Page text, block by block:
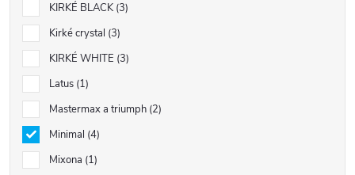
KIRKÉ BLACK 3
Kirké crystal 3
KIRKÉ WHITE 3
Latus 1
Mastermax a triumph 2
Minimal 4
Mixona 1